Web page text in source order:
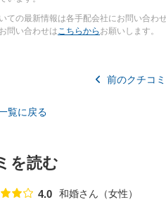
の最新情報は各手配会社にお問い合わせ
問い合わせはこちらから お願いします。
前のクチコミ
覧に戻る
を読む
点数
4.0 和婚さん 女性